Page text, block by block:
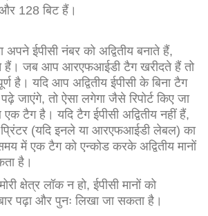
128 बिट हैं।
अपने ईपीसी नंबर को अद्वितीय बनाते हैं,
हैं। जब आप आरएफआईडी टैग खरीदते हैं तो
है। यदि आप अद्वितीय ईपीसी के बिना टैग
जाएंगे, तो ऐसा लगेगा जैसे रिपोर्ट किए जा
टैग है। यदि टैग ईपीसी अद्वितीय नहीं हैं,
(यदि इनले या आरएफआईडी लेबल) का
में एक टैग को एन्कोड करके अद्वितीय मानों
है।
क्षेत्र लॉक न हो, ईपीसी मानों को
पढ़ा और पुनः लिखा जा सकता है।